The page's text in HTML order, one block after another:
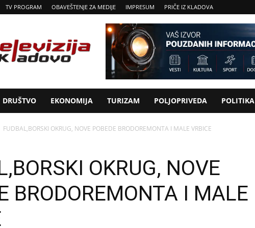
TV PROGRAM OBAVEŠTENJE ZA MEDIJE IMPRESUM PRIČE IZ KLADOVA
DRUŠTVO EKONOMIJA TURIZAM POLJOPRIVEDA POLITIKA
FUDBAL,BORSKI OKRUG, NOVE POBEDE BRODOREMONTA I MALE VRBICE
OKRUG, NOVE
BRODOREMONTA I MALE